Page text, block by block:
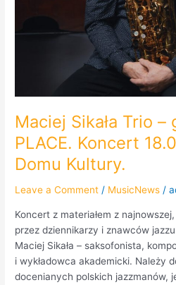
Maciej Sikała Trio –
PLACE. Koncert
Domu Kultury.
Leave a Comment / MusicNews /
Koncert z materiałem z
przez dziennikarzy i znawców
Maciej Sikała – saksofonista,
i wykładowca akademicki. Należy
docenianych polskich jazzmanów,